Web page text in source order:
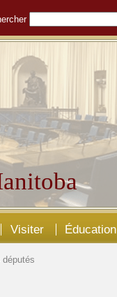
Visiter Éducation